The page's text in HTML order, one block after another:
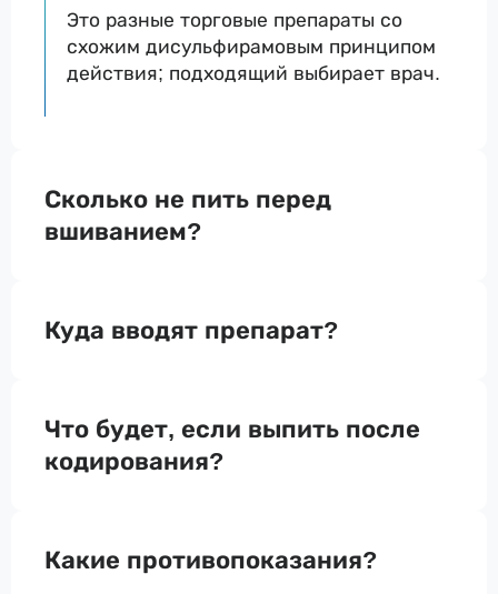
Это разные торговые препараты со
схожим дисульфирамовым принципом
действия; подходящий выбирает врач.
Сколько не пить перед
вшиванием?
Куда вводят препарат?
Что будет, если выпить после
кодирования?
Какие противопоказания?